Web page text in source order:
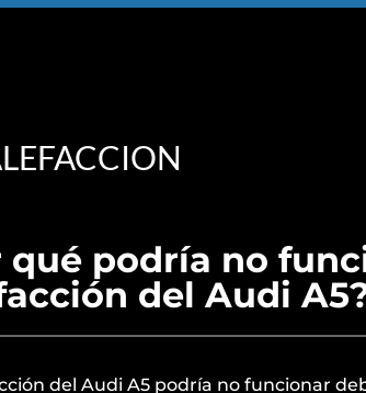
qué podría no
del Audi
del Audi A5 podría no funcionar